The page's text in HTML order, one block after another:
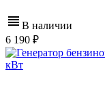
В наличии
6 190